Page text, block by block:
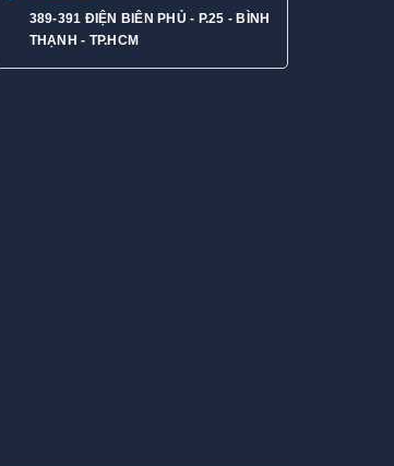
389-391 ĐIỆN BIÊN PHỦ - P.25 - BÌNH
THẠNH - TP.HCM